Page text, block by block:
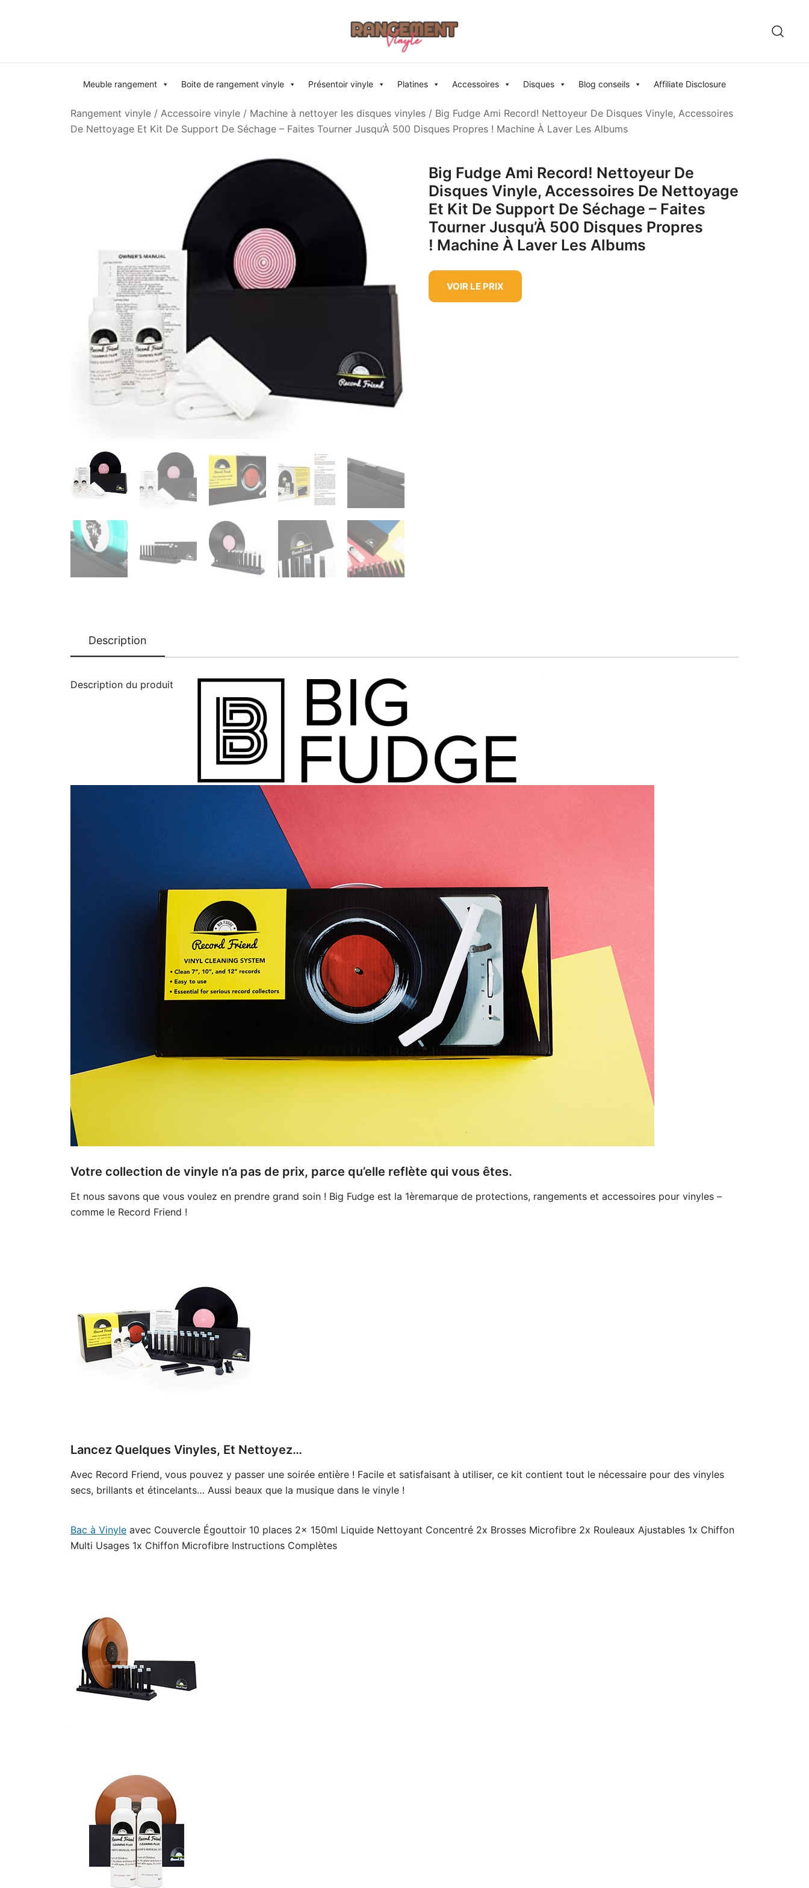
Meuble rangement Boite de rangement vinyle Présentoir vinyle Platines Accessoires Disques Blog conseils Affiliate Disclosure
Rangement vinyle / Accessoire vinyle / Machine à nettoyer les disques vinyles / Big Fudge Ami Record! Nettoyeur De Disques Vinyle, Accessoires
De Nettoyage Et Kit De Support De Séchage – Faites Tourner Jusqu’À 500 Disques Propres ! Machine À Laver Les Albums
Big Fudge Ami Record! Nettoyeur De
Disques Vinyle, Accessoires De Nettoyage
Et Kit De Support De Séchage – Faites
Tourner Jusqu’À 500 Disques Propres
! Machine À Laver Les Albums
VOIR LE PRIX
Description
Description du produit
Votre collection de vinyle n’a pas de prix, parce qu’elle reflète qui vous êtes.
Et nous savons que vous voulez en prendre grand soin ! Big Fudge est la 1èremarque de protections, rangements et accessoires pour vinyles –
comme le Record Friend !
Lancez Quelques Vinyles, Et Nettoyez…
Avec Record Friend, vous pouvez y passer une soirée entière ! Facile et satisfaisant à utiliser, ce kit contient tout le nécessaire pour des vinyles
secs, brillants et étincelants… Aussi beaux que la musique dans le vinyle !
Bac à Vinyle avec Couvercle Égouttoir 10 places 2x 150ml Liquide Nettoyant Concentré 2x Brosses Microfibre 2x Rouleaux Ajustables 1x Chiffon
Multi Usages 1x Chiffon Microfibre Instructions Complètes